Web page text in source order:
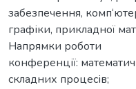
забезпечення,
графіки, прикладної
Напрямки роботи
конференції:
складних процесів;